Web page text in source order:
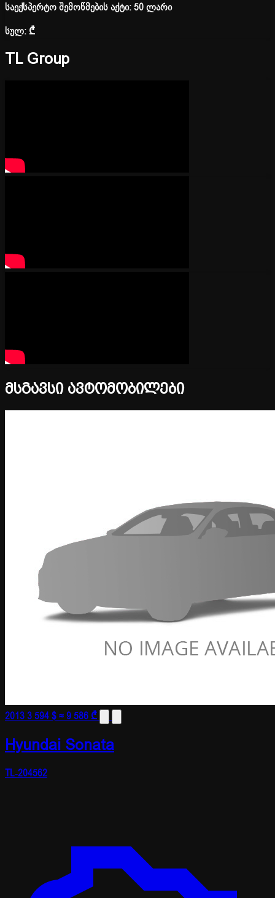
საექსპერტო შემოწმების აქტი: 50 ლარი
სულ:₾
TL Group
მსგავსი ავტომობილები
20133 594 $≈ 9 586 ₾
Hyundai Sonata
TL-204562